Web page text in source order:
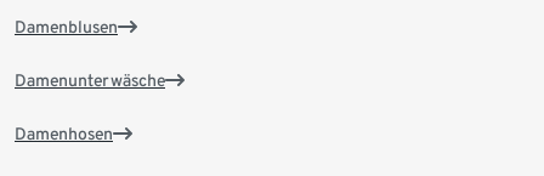
Damenblusen
Damenunterwäsche
Damenhosen